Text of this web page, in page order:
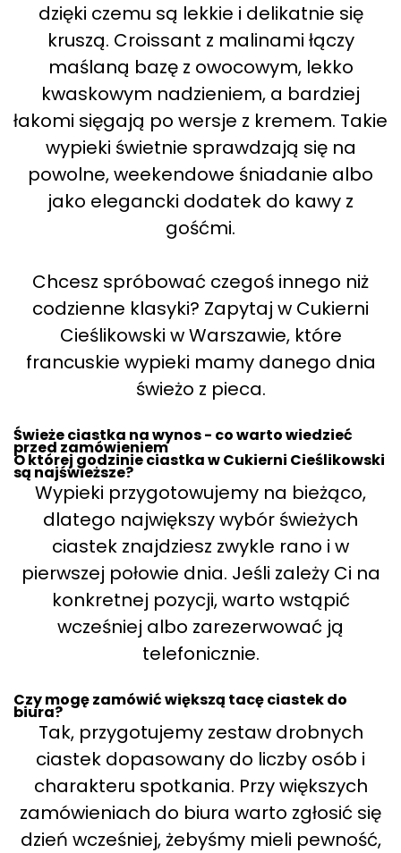
dzięki czemu są lekkie i delikatnie się
kruszą. Croissant z malinami łączy
maślaną bazę z owocowym, lekko
kwaskowym nadzieniem, a bardziej
łakomi sięgają po wersje z kremem. Takie
wypieki świetnie sprawdzają się na
powolne, weekendowe śniadanie albo
jako elegancki dodatek do kawy z
gośćmi.
Chcesz spróbować czegoś innego niż
codzienne klasyki? Zapytaj w Cukierni
Cieślikowski w Warszawie, które
francuskie wypieki mamy danego dnia
świeżo z pieca.
Świeże ciastka na wynos - co warto wiedzieć
przed zamówieniem
O której godzinie ciastka w Cukierni Cieślikowski
są najświeższe?
Wypieki przygotowujemy na bieżąco,
dlatego największy wybór świeżych
ciastek znajdziesz zwykle rano i w
pierwszej połowie dnia. Jeśli zależy Ci na
konkretnej pozycji, warto wstąpić
wcześniej albo zarezerwować ją
telefonicznie.
Czy mogę zamówić większą tacę ciastek do
biura?
Tak, przygotujemy zestaw drobnych
ciastek dopasowany do liczby osób i
charakteru spotkania. Przy większych
zamówieniach do biura warto zgłosić się
dzień wcześniej, żebyśmy mieli pewność,